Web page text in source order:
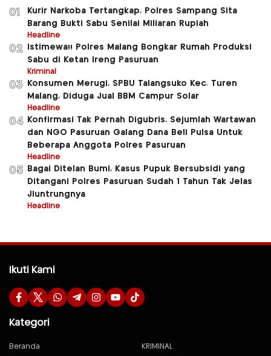
01
Kurir Narkoba Tertangkap, Polres Sampang Sita
Barang Bukti Sabu Senilai Miliaran Rupiah
Headline
02
Istimewa!! Polres Malang Bongkar Rumah Produksi
Sabu di Ketan Ireng Pasuruan
Kriminal
03
Konsumen Merugi, SPBU Talangsuko Kec. Turen
Malang, Diduga Jual BBM Campur Solar
Headline
04
Konfirmasi Tak Pernah Digubris, Sejumlah Wartawan
dan NGO Pasuruan Galang Dana Beli Pulsa Untuk
Beberapa Anggota Polres Pasuruan
Headline
05
Bagai Ditelan Bumi, Kasus Pupuk Bersubsidi yang
Ditangani Polres Pasuruan Sudah 1 Tahun Tak Jelas
Jluntrungnya
Headline
Ikuti Kami
Kategori
Beranda
KRIMINAL